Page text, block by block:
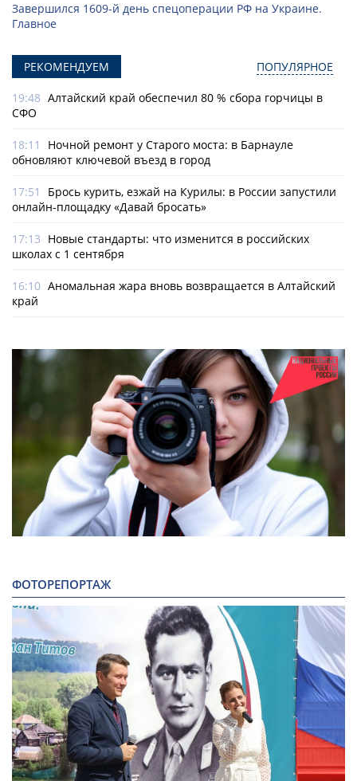
Завершился 1609-й день спецоперации РФ на Украине.
Главное
РЕКОМЕНДУЕМ ПОПУЛЯРНОЕ
19:48 Алтайский край обеспечил 80 % сбора горчицы в
СФО
18:11
Ночной ремонт у Старого моста: в Барнауле
обновляют ключевой въезд в город
17:51
Брось курить, езжай на Курилы: в России запустили
онлайн-­площадку «Давай бросать»
17:13 Новые стандарты: что изменится в российских
школах с 1 сентября
16:10 Аномальная жара вновь возвращается в Алтайский
край
ФОТОРЕПОРТАЖ